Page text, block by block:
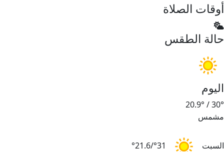
أوقات الصلاة
حالة الطقس
اليوم
30°
/
20.9°
مشمس
السبت 31°/21.6°